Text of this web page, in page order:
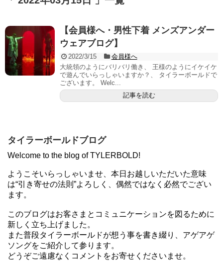
【会員様へ・男性下着 メンズアンダー
ウェアブログ】
2022/3/15
会員様へ
大統領のようにバリバリ働き、 王様のようにイケイケ
で遊んでいらっしゃいますか？、 タイラーボールドで
ございます。 Welc...
記事を読む
タイラーボールドブログ
Welcome to the blog of TYLERBOLD!
ようこそいらっしゃいませ、本日お越しいただいた意味
は“引き寄せの法則”よろしく、偶然ではなく必然でござい
ます。
このブログはお客さまとコミュニケーションを図るために
新しく立ち上げました。
また普段タイラーボールドが想う事を書き綴り、アゲアゲ
ソングをご紹介して参ります。
どうぞご遠慮なくコメントをお寄せくださいませ。